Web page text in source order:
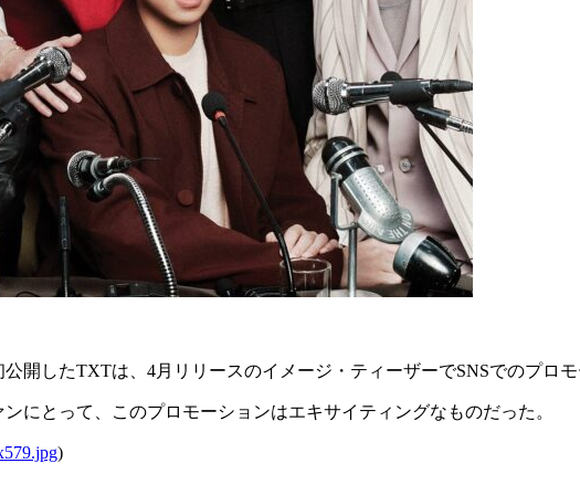
開したTXTは、4月リリースのイメージ・ティーザーでSNSでのプロモ
にとって、このプロモーションはエキサイティングなものだった。
)